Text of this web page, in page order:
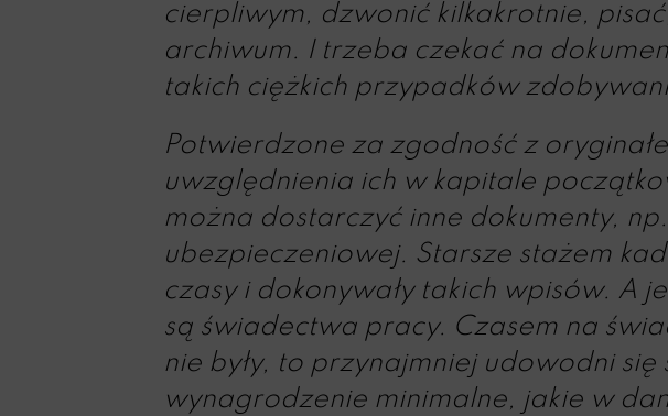
cierpliwym, dzwonić kilkakrotnie,
archiwum. I trzeba czekać na
takich ciężkich przypadków
Potwierdzone za zgodność z
uwzględnienia ich w kapitale
można dostarczyć inne dokumenty,
ubezpieczeniowej. Starsze stażem
czasy i dokonywały takich wpisów. A
są świadectwa pracy. Czasem na
nie były, to przynajmniej udowodni
wynagrodzenie minimalne, jakie w